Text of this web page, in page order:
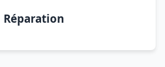
Réparation